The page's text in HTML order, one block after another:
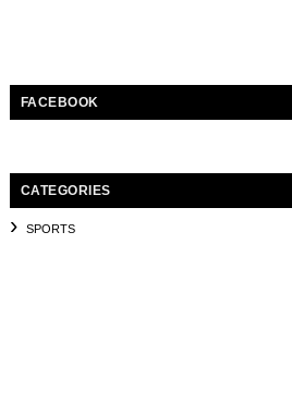
FACEBOOK
CATEGORIES
SPORTS